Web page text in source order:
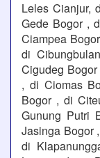
Leles Cianjur,
Gede Bogor ,
Ciampea
di
Cigudeg
, di Ciomas
Bogor , di
Gunung Putri
Jasinga Bogor
di